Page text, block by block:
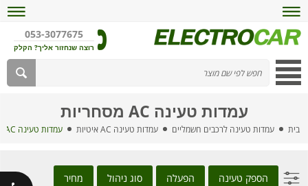
053-3077675
רוצה שנחזור אליך? הקלק
עמדות טעינה AC מסחריות
בית עמדות טעינה לרכבים חשמליים עמדות טעינה AC איטיות עמדות טעינה AC מסחריות
הספק טעינה הפעלה סוג ניהול מחיר